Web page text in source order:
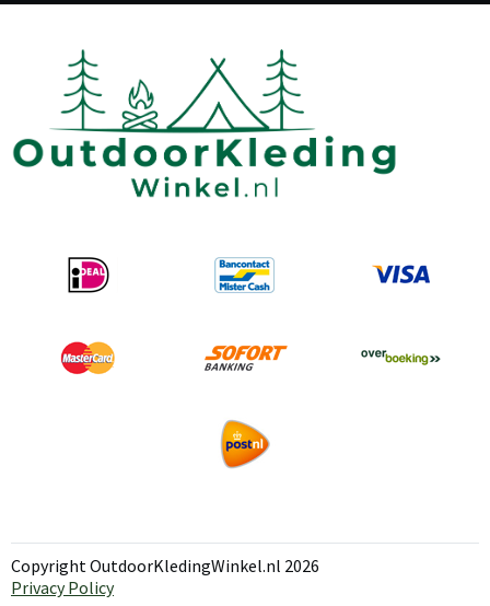
Copyright OutdoorKledingWinkel.nl 2026
Privacy Policy